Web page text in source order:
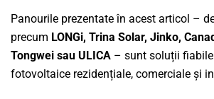
Panourile prezentate în acest articol –
precum LONGi, Trina Solar, Jinko,
Tongwei sau ULICA – sunt soluții
fotovoltaice rezidențiale, comerciale și